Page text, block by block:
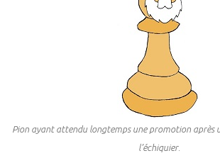
Pion ayant attendu longtemps une promotion après
l’échiquier.